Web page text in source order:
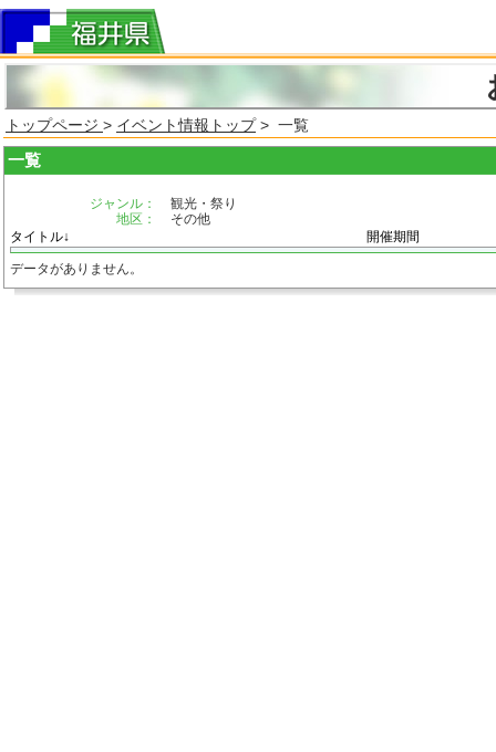
トップページ > イベント情報トップ> 一覧
一覧
ジャンル：
観光・祭り
地区：
その他
タイトル↓
開催期間
データがありません。